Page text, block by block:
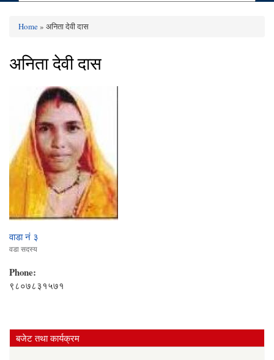
Home» अनिता देवी दास
अनिता देवी दास
वाडा नं ३
वडा सदस्य
Phone:
९८०७८३१५७१
बजेट तथा कार्यक्रम